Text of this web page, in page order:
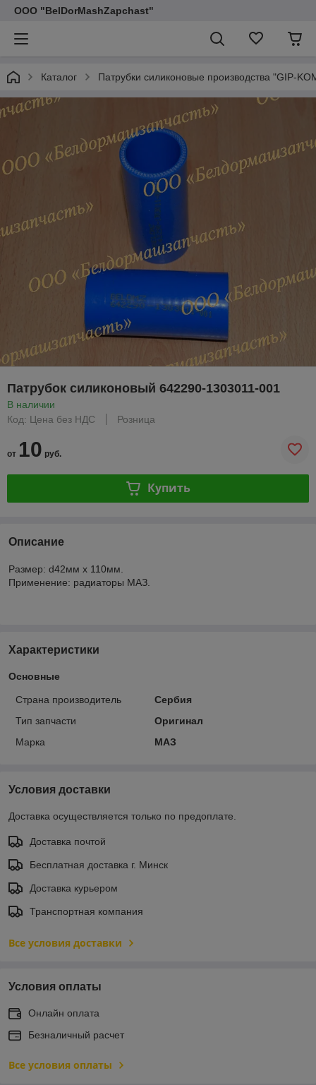
ООО "BelDorMashZapchast"
Каталог Патрубки силиконовые производства "GIP-
Патрубок силиконовый 642290-1303011-001
В наличии
Код: Цена без НДС
Розница
от 10 руб.
Купить
Описание
Размер: d42мм х 110мм.
Применение: радиаторы МАЗ.
Характеристики
Основные
Страна производитель
Сербия
Тип запчасти
Оригинал
Марка
МАЗ
Условия доставки
Доставка осуществляется только по предоплате.
Доставка почтой
Бесплатная доставка г. Минск
Доставка курьером
Транспортная компания
Все условия доставки
Условия оплаты
Онлайн оплата
Безналичный расчет
Все условия оплаты